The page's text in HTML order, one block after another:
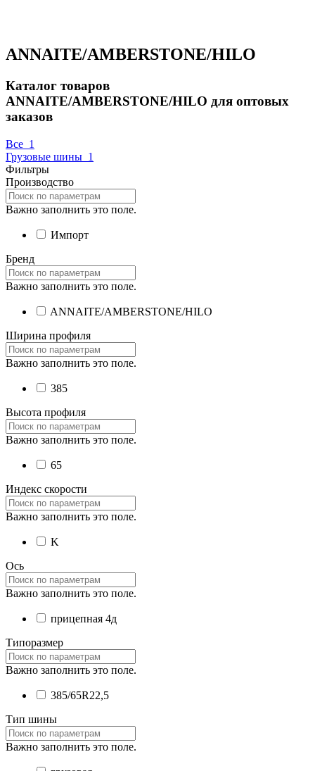
ANNAITE/AMBERSTONE/HILO
Каталог товаров
ANNAITE/AMBERSTONE/HILO для оптовых
заказов
Все 1
Грузовые шины 1
Фильтры
Производство
Важно заполнить это поле.
Импорт
Бренд
Важно заполнить это поле.
ANNAITE/AMBERSTONE/HILO
Ширина профиля
Важно заполнить это поле.
385
Высота профиля
Важно заполнить это поле.
65
Индекс скорости
Важно заполнить это поле.
K
Ось
Важно заполнить это поле.
прицепная 4д
Типоразмер
Важно заполнить это поле.
385/65R22,5
Тип шины
Важно заполнить это поле.